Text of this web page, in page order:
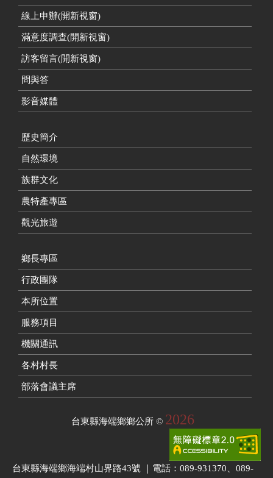
線上申辦(開新視窗)
滿意度調查(開新視窗)
訪客留言(開新視窗)
問與答
影音媒體
歷史簡介
自然環境
族群文化
農特產專區
觀光旅遊
鄉長專區
行政團隊
本所位置
服務項目
機關通訊
各村村長
部落會議主席
台東縣海端鄉鄉公所 © 2026
台東縣海端鄉海端村山界路43號 ｜電話：089-931370、089-